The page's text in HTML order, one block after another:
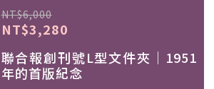
NT$6,000
NT$3,280
聯合報創刊號L型文件夾｜1951
年的首版紀念